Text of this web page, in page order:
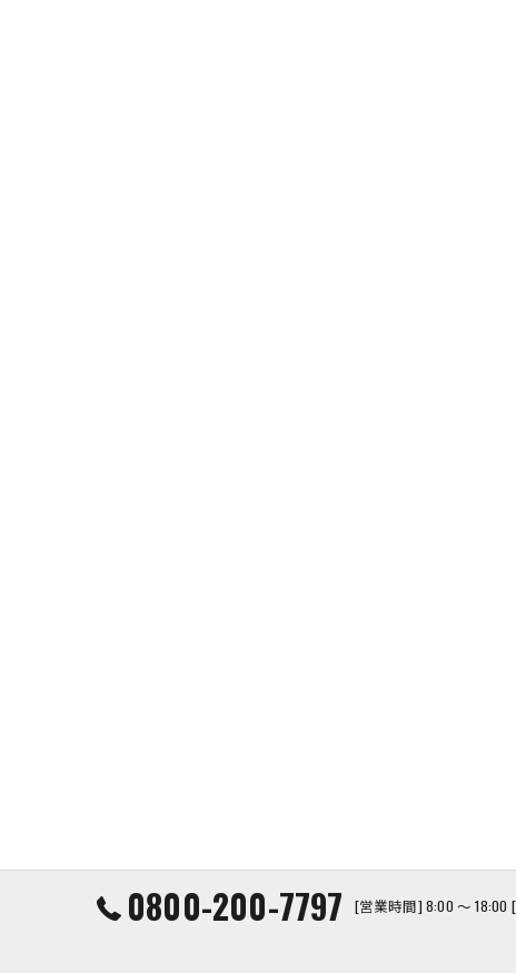
0800-200-7797 [営業時間] 8:00 ～